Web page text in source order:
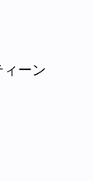
ィーン